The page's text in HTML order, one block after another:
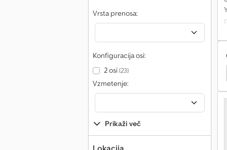
Vrsta prenosa:
Konfiguracija osi:
2 osi(23)
Vzmetenje:
Prikaži več
Lokacija
Fiat Ducato Maxi